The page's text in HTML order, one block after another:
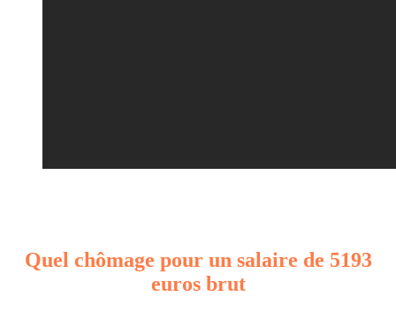
Quel chômage pour un salaire de 5193
euros brut